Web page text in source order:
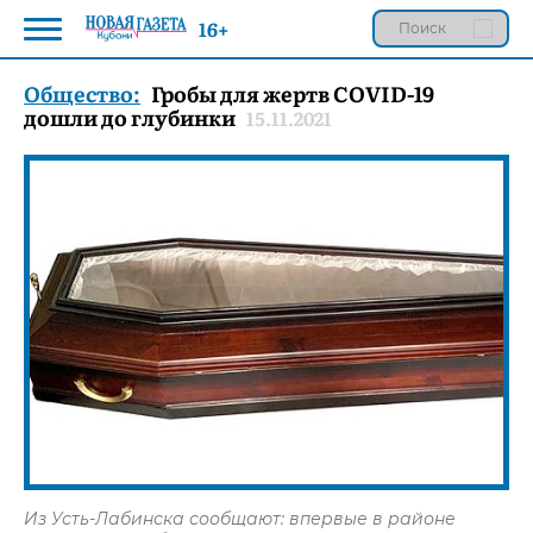
Общество: Гробы для жертв COVID-19
дошли до глубинки 15.11.2021
Из Усть-Лабинска сообщают: впервые в районе
16+